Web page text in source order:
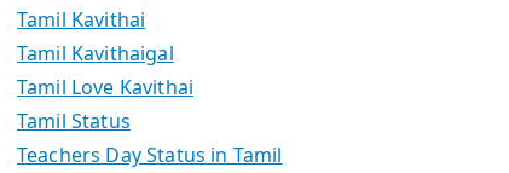
Tamil Kavithai
Tamil Kavithaigal
Tamil Love Kavithai
Tamil Status
Teachers Day Status in Tamil